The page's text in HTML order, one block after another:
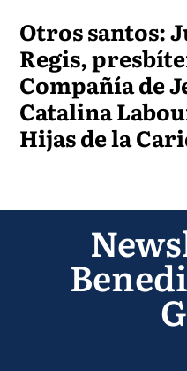
Otros santos:
Regis,
Compañía de
Catalina
Hijas de la